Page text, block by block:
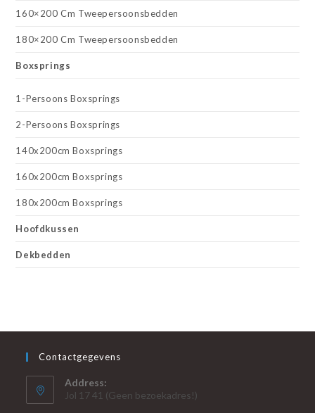
160×200 Cm Tweepersoonsbedden
180×200 Cm Tweepersoonsbedden
Boxsprings
1-Persoons Boxsprings
2-Persoons Boxsprings
140x200cm Boxsprings
160x200cm Boxsprings
180x200cm Boxsprings
Hoofdkussen
Dekbedden
Contactgegevens
Address:
Jol 17 41 (Geen bezoekadres!)